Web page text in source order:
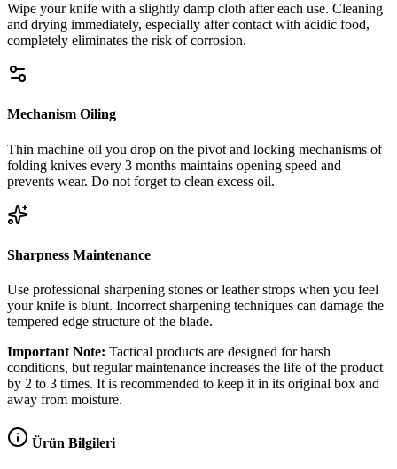
Wipe your knife with a slightly damp cloth after each use. Cleaning
and drying immediately, especially after contact with acidic food,
completely eliminates the risk of corrosion.
Mechanism Oiling
Thin machine oil you drop on the pivot and locking mechanisms of
folding knives every 3 months maintains opening speed and
prevents wear. Do not forget to clean excess oil.
Sharpness Maintenance
Use professional sharpening stones or leather strops when you feel
your knife is blunt. Incorrect sharpening techniques can damage the
tempered edge structure of the blade.
Important Note: Tactical products are designed for harsh
conditions, but regular maintenance increases the life of the product
by 2 to 3 times. It is recommended to keep it in its original box and
away from moisture.
Ürün Bilgileri